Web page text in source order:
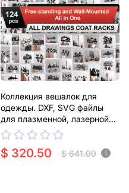
Коллекция вешалок для
одежды. DXF, SVG файлы
для плазменной, лазерной
резки
$ 320.50 $ 641.00 i